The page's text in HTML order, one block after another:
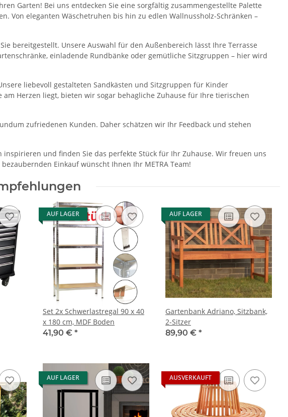
Garten! Bei uns entdecken Sie eine sorgfältig zusammengestellte Palette
Von eleganten Wäschetruhen bis hin zu edlen Wallnussholz-Schränken –
bereitgestellt. Unsere Auswahl für den Außenbereich lässt Ihre Terrasse
einladende Rundbänke oder gemütliche Sitzgruppen – hier wird
liebevoll gestalteten Sandkästen und Sitzgruppen für Kinder
Herzen liegt, bieten wir sogar behagliche Zuhause für Ihre tierischen
zufriedenen Kunden. Daher schätzen wir Ihr Feedback und stehen
und finden Sie das perfekte Stück für Ihr Zuhause. Wir freuen uns
Einkauf wünscht Ihnen Ihr METRA Team!
AUF LAGER
Set 2x Schwerlastregal 90 x 40
x 180 cm, MDF Boden
41,90 € *
AUF LAGER
Gartenbank Adriano, Sitzbank,
2-Sitzer
89,90 € *
AUF LAGER AUSVERKAUFT